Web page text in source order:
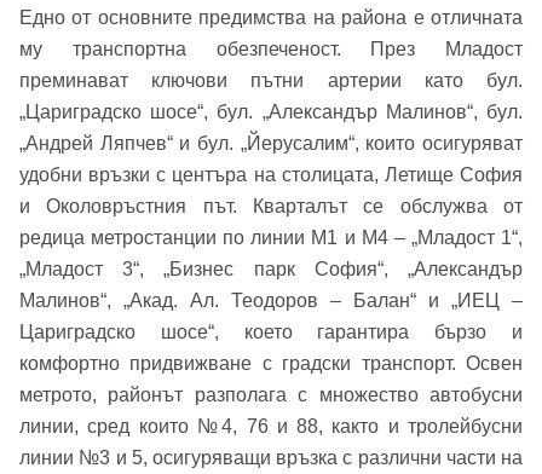
Едно от основните предимства на района е отличната
му транспортна обезпеченост. През Младост
преминават ключови пътни артерии като бул.
„Цариградско шосе“, бул. „Александър Малинов“, бул.
„Андрей Ляпчев“ и бул. „Йерусалим“, които осигуряват
удобни връзки с центъра на столицата, Летище София
и Околовръстния път. Кварталът се обслужва от
редица метростанции по линии М1 и М4 – „Младост 1“,
„Младост 3“, „Бизнес парк София“, „Александър
Малинов“, „Акад. Ал. Теодоров – Балан“ и „ИЕЦ –
Цариградско шосе“, което гарантира бързо и
комфортно придвижване с градски транспорт. Освен
метрото, районът разполага с множество автобусни
линии, сред които №4, 76 и 88, както и тролейбусни
линии №3 и 5, осигуряващи връзка с различни части на